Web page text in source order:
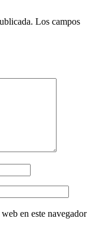
Los campos
en este navegador